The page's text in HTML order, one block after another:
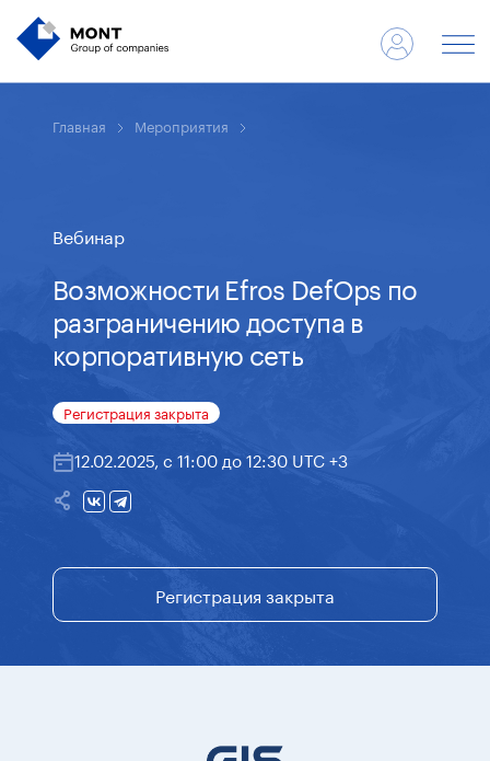
Главная Мероприятия
Вебинар
Возможности Efros DefOps по
разграничению доступа в
корпоративную сеть
Регистрация закрыта
12.02.2025, с 11:00 до 12:30 UTC +3
Регистрация закрыта